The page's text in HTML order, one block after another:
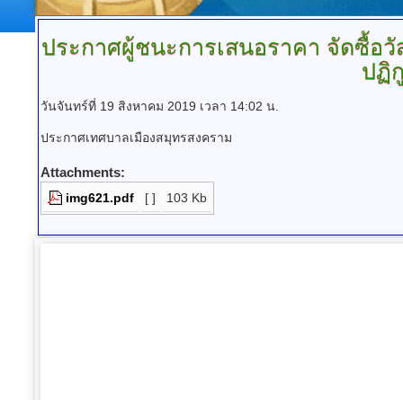
ประกาศผู้ชนะการเสนอราคา จัดซื้อวั
ปฏิ
วันจันทร์ที่ 19 สิงหาคม 2019 เวลา 14:02 น.
ประกาศเทศบาลเมืองสมุทรสงคราม
Attachments:
img621.pdf [ ] 103 Kb